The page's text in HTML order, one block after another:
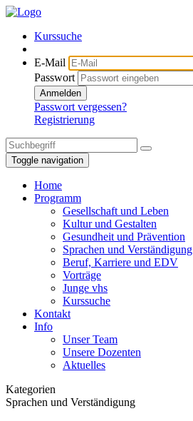
Kurssuche
E-Mail
Passwort
Anmelden
Passwort vergessen?
Registrierung
Toggle navigation
Home
Programm
Gesellschaft und Leben
Kultur und Gestalten
Gesundheit und Prävention
Sprachen und Verständigung
Beruf, Karriere und EDV
Vorträge
Junge vhs
Kurssuche
Kontakt
Info
Unser Team
Unsere Dozenten
Aktuelles
Kategorien
Sprachen und Verständigung